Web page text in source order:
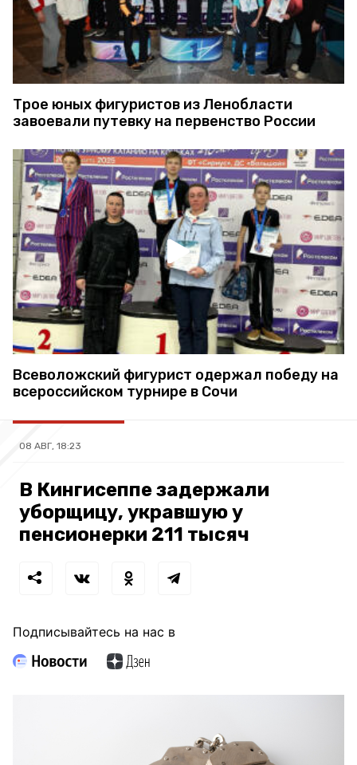
Трое юных фигуристов из Ленобласти
завоевали путевку на первенство России
Всеволожский фигурист одержал победу на
всероссийском турнире в Сочи
08 АВГ, 18:23
В Кингисеппе задержали
уборщицу, укравшую у
пенсионерки 211 тысяч
Подписывайтесь на нас в